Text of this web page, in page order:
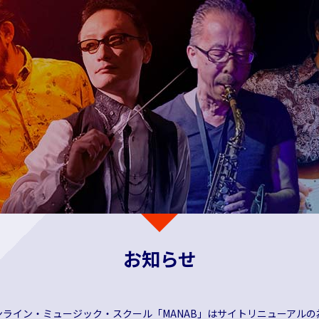
お知らせ
ライン・ミュージック・スクール「MANAB」はサイトリニューアルの